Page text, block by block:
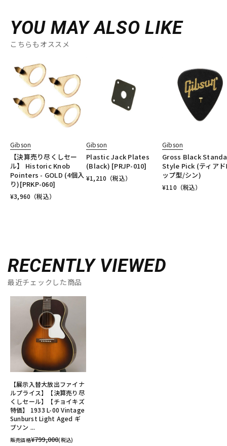
YOU MAY ALSO LIKE
こちらもオススメ
Gibson
【決算売り尽くしセー
ル】 Historic Knob
Pointers - GOLD (4個入
り)[PRKP-060]
¥3,960 （税込）
Gibson
Plastic Jack Plates
(Black) [PRJP-010]
¥1,210 （税込）
Gibson
Gross Black
Style Pick (ティアド
ップ型/シン)
¥110 （税込）
RECENTLY VIEWED
最近チェックした商品
【展示入替大放出ファイナ
ルプライス】【決算売り尽
くしセール】【チョイキズ
特価】 1933 L-00 Vintage
Sunburst Light Aged ギ
ブソン ...
販売価格¥799,000(税込)